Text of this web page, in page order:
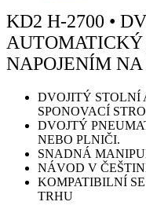
KD2 H-2700 •
AUTOMATICKÝ
NAPOJENÍM
DVOJITÝ STOLNÍ
SPONOVACÍ
DVOJTÝ
NEBO PLNIČI.
SNADNÁ
NÁVOD V
KOMPATIBILNÍ
TRHU